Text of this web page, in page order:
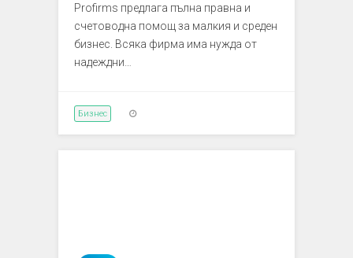
Profirms предлага пълна правна и
счетоводна помощ за малкия и среден
бизнес. Всяка фирма има нужда oт
надеждни…
Бизнес